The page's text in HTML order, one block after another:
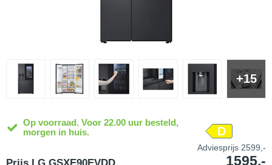
+15
Op voorraad. Voor 22.00 uur besteld,
morgen in huis.
D
Adviesprijs 2599,-
1595,-